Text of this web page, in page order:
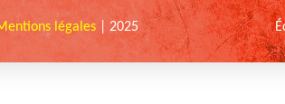
légales | 2025